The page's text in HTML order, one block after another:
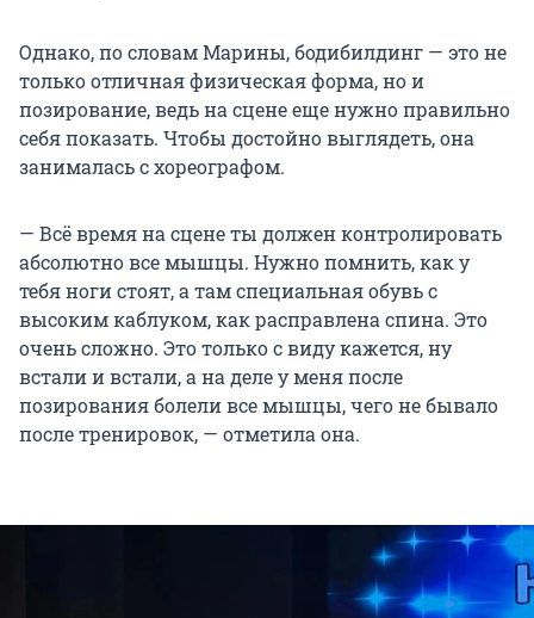
Однако, по словам Марины, бодибилдинг — это не
только отличная физическая форма, но и
позирование, ведь на сцене еще нужно правильно
себя показать. Чтобы достойно выглядеть, она
занималась с хореографом.
— Всё время на сцене ты должен контролировать
абсолютно все мышцы. Нужно помнить, как у
тебя ноги стоят, а там специальная обувь с
высоким каблуком, как расправлена спина. Это
очень сложно. Это только с виду кажется, ну
встали и встали, а на деле у меня после
позирования болели все мышцы, чего не бывало
после тренировок, — отметила она.